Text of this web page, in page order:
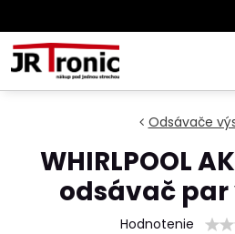
Odsávače
WHIRLPOOL
odsávač
Hodnotenie